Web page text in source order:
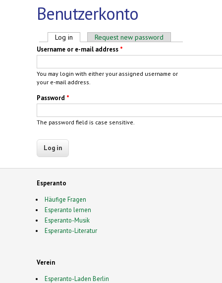
Benutzerkonto
Primary tabs
Log in (active tab)Request new password
Username or e-mail address *
You may login with either your assigned username or
your e-mail address.
Password *
The password field is case sensitive.
Esperanto
Häufige Fragen
Esperanto lernen
Esperanto-Musik
Esperanto-Literatur
Verein
Esperanto-Laden Berlin